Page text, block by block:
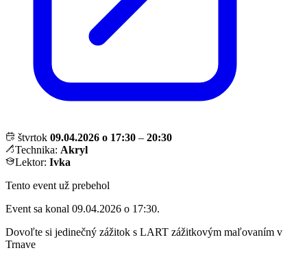
štvrtok 09.04.2026 o 17:30 – 20:30
Technika: Akryl
Lektor: Ivka
Tento event už prebehol
Event sa konal 09.04.2026 o 17:30.
Dovoľte si jedinečný zážitok s LART zážitkovým maľovaním v
Trnave